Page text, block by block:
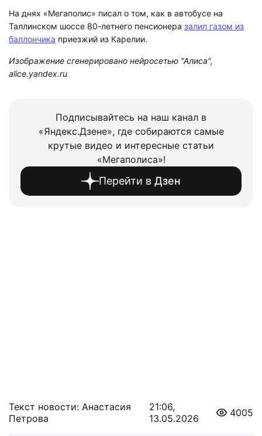
На днях «Мегаполис» писал о том, как в автобусе на
Таллинском шоссе 80-летнего пенсионера залил газом из
баллончика приезжий из Карелии.
Изображение сгенерировано нейросетью "Алиса",
alice.yandex.ru
Подписывайтесь на наш канал в
«Яндекс.Дзене», где собираются самые
крутые видео и интересные статьи
«Мегаполиса»!
Перейти в Дзен
Текст новости: Анастасия
Петрова
21:06,
13.05.2026
4005